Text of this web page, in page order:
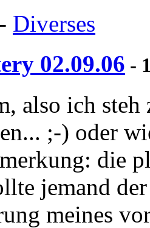
- Diverses
02.09.06 -
also ich
;-) oder
die
jemand
meines